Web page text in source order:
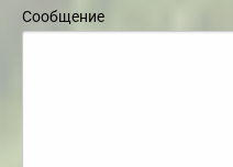
Сообщение